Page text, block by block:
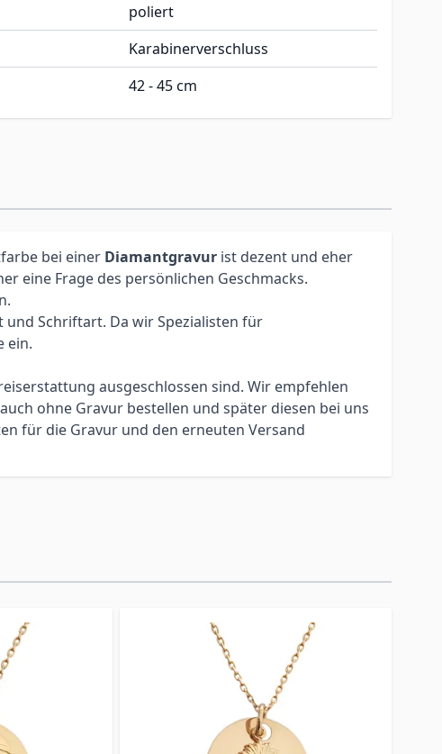
poliert
Karabinerverschluss
42 - 45 cm
bei einer Diamantgravur ist dezent und eher
eine Frage des persönlichen Geschmacks.
Schriftart. Da wir Spezialisten für
ein.
ausgeschlossen sind. Wir empfehlen
ohne Gravur bestellen und später diesen bei uns
für die Gravur und den erneuten Versand